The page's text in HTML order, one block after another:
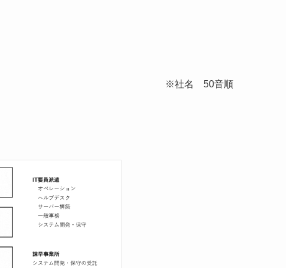
※社名 50音順